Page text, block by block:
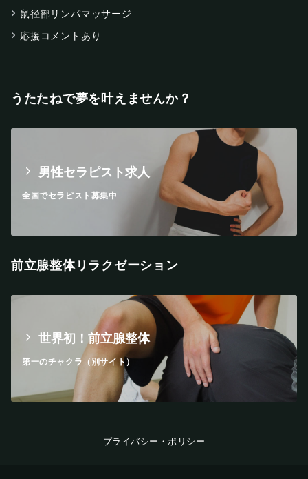
鼠径部リンパマッサージ
応援コメントあり
うたたねで夢を叶えませんか？
男性セラピスト求人
全国でセラピスト募集中
前立腺整体リラクゼーション
世界初！前立腺整体
第一のチャクラ（別サイト）
プライバシー・ポリシー